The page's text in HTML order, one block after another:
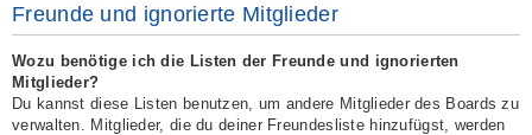
Freunde und ignorierte Mitglieder
Wozu benötige ich die Listen der Freunde und ignorierten
Mitglieder?
Du kannst diese Listen benutzen, um andere Mitglieder des Boards zu
verwalten. Mitglieder, die du deiner Freundesliste hinzufügst, werden